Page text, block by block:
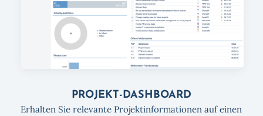
PROJEKT-DASHBOARD
Erhalten Sie relevante Projekt­informationen auf einen